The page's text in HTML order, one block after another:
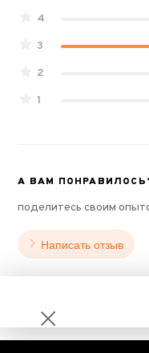
4
3
2
1
А ВАМ
поделитесь своим
Написать отзыв